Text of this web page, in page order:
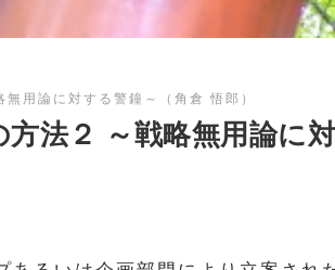
用論に対する警鐘～（角倉 悟郎）
法２ ～戦略無用論に